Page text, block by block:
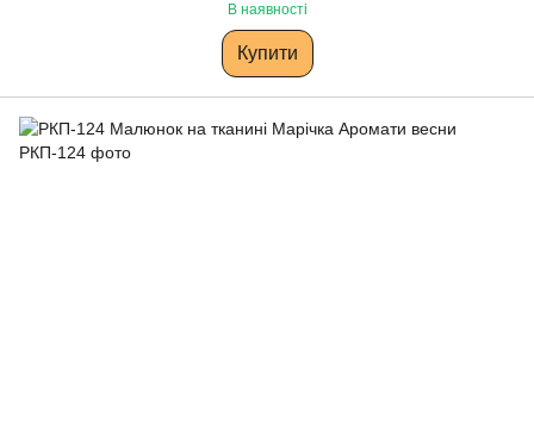
В наявності
Купити